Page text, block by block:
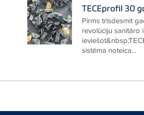
TECEprofil 30
Pirms trīsdesmit
revolūciju sanitāro
sistēma noteica...